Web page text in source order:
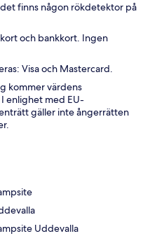
finns någon rökdetektor på
och bankkort. Ingen
Visa och Mastercard.
kommer värdens
enlighet med EU-
gäller inte ångerrätten
Uddevalla